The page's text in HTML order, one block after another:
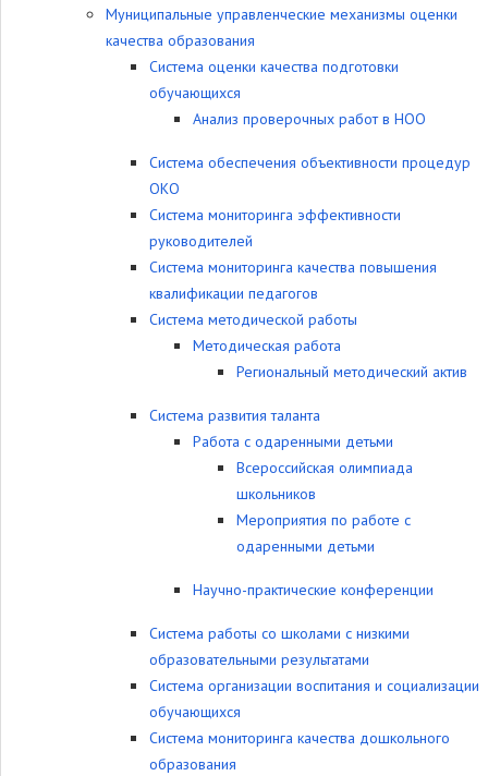
Муниципальные управленческие механизмы оценки
качества образования
Система оценки качества подготовки
обучающихся
Анализ проверочных работ в НОО
Система обеспечения объективности процедур
ОКО
Система мониторинга эффективности
руководителей
Система мониторинга качества повышения
квалификации педагогов
Система методической работы
Методическая работа
Региональный методический актив
Система развития таланта
Работа с одаренными детьми
Всероссийская олимпиада
школьников
Мероприятия по работе с
одаренными детьми
Научно-практические конференции
Система работы со школами с низкими
образовательными результатами
Система организации воспитания и социализации
обучающихся
Система мониторинга качества дошкольного
образования